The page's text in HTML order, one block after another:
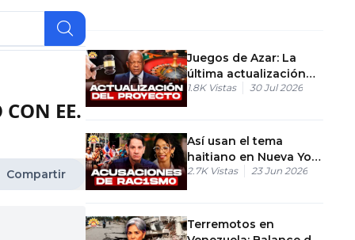
EE.
Compartir
Juegos de Azar: La
última actualización
del proyecto.
1.8K Vistas 30 Jul 2026
Así usan el tema
haitiano en Nueva York
para atacar el voto
2.7K Vistas 23 Jun 2026
Terremotos en